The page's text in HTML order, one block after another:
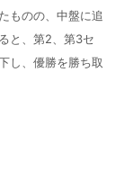
ものの、中盤に追
と、第2、第3セ
し、優勝を勝ち取